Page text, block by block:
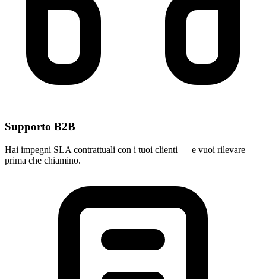
Supporto B2B
Hai impegni SLA contrattuali con i tuoi clienti — e vuoi rilevare
prima che chiamino.